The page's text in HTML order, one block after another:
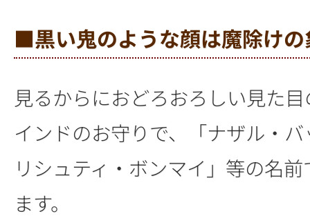
■黒い鬼のような顔は魔除け
見るからにおどろおろしい見た
インドのお守りで、「ナザル・
リシュティ・ボンマイ」等の名
ます。